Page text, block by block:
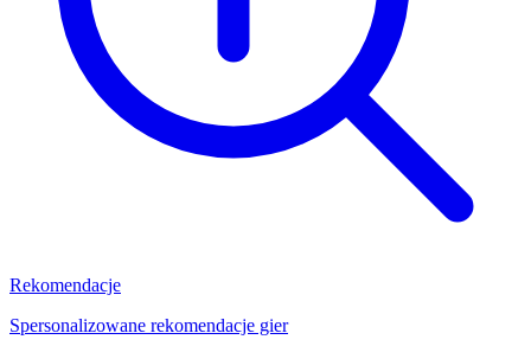
Rekomendacje
Spersonalizowane rekomendacje gier